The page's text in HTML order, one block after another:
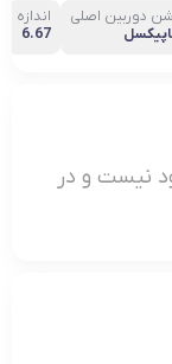
دوربین اصلی
اندازه
6.67
نیست و در